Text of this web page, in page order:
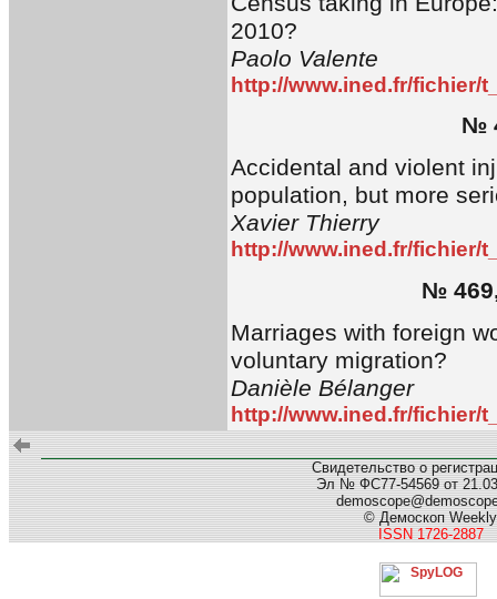
2010?
Paolo Valente
http://www.ined.fr/fichier/
№
Accidental and violent
population, but more
Xavier Thierry
http://www.ined.fr/fichier/
№
Marriages with foreign
voluntary migration?
Danièle Bélanger
http://www.ined.fr/fichier/
Свидетельство о
Эл № ФС77-54569 от
© Демоскоп Weekly
ISSN 1726-2887